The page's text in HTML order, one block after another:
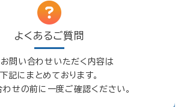
よくあるご質問
お問い合わせいただく内容は
下記にまとめております。
わせの前に一度ご確認ください。